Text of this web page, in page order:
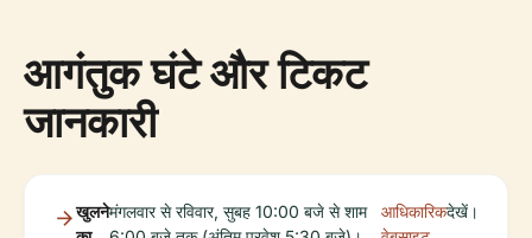
आगंतुक घंटे और टिकट
जानकारी
खुलनेमंगलवार से रविवार, सुबह 10:00 बजे से शाम
आधिकारिकदेखें।